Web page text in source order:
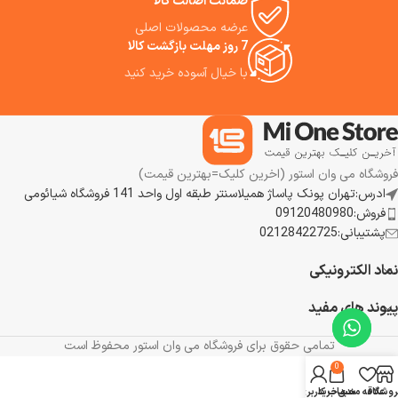
شارژ سریع که تنها در ۳ دقیقه
حدود ۶ درصد باتری را شارژ می‌کند،
باعث شده‌اند جارو رباتیک اکووکس
x11 با کمترین نیاز به دخالت کاربر،
همیشه آماده نظافت باشد و
خودکار را در اختیار شما قرار دهد.
عرضه محصولات اصلی
7 روز مهلت بازگشت کالا
با خیال آسوده خرید کنید
فروشگاه می وان استور (اخرین کلیک=بهترین قیمت)
ادرس:تهران پونک پاساژ همیلاسنتر طبقه اول واحد 141 فروشگاه شیائومی
فروش:09120480980
پشتیبانی:02128422725
نماد الکترونیکی
پیوند های مفید
تمامی حقوق برای فروشگاه می وان استور محفوظ است
علاقه مندی
0
سبد خرید
حساب کاربری من